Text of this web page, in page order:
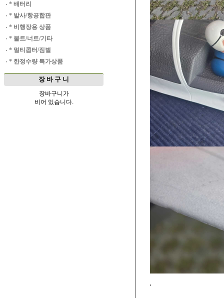
· * 배터리
· * 발사/항공합판
· * 비행장용 상품
· * 볼트/너트/기타
· * 멀티콥터/짐벌
· * 한정수량 특가상품
장 바 구 니
장바구니가
비어 있습니다.
'